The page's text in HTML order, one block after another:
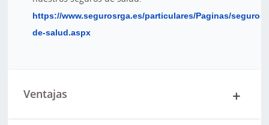
https://www.segurosrga.es/particulares/Paginas/seguros-
de-salud.aspx
Ventajas